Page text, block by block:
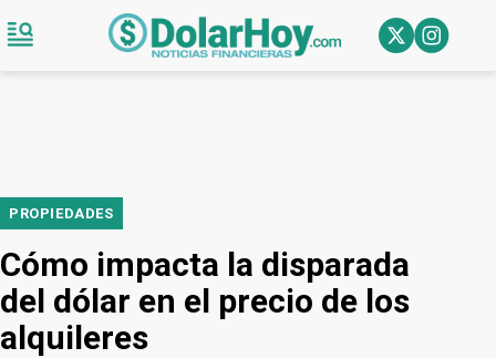
PROPIEDADES
Cómo impacta la disparada
del dólar en el precio de los
alquileres